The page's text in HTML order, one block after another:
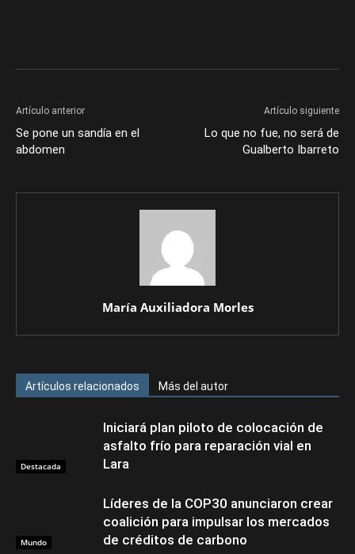
Artículo anterior
Se pone un sandía en el
abdomen
Artículo siguiente
Lo que no fue, no será de
Gualberto Ibarreto
María Auxiliadora Morles
Artículos relacionados Más del autor
Destacada
Iniciará plan piloto de colocación de
asfalto frío para reparación vial en
Lara
Mundo
Líderes de la COP30 anunciaron crear
coalición para impulsar los mercados
de créditos de carbono